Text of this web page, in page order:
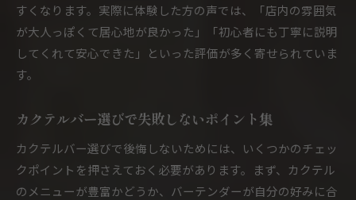
すくなります。実際に体験した方の声では、「店内の雰囲気
が大人っぽくて居心地が良かった」「初心者にも丁寧に説明
してくれて安心できた」といった評価が多く寄せられていま
す。
カクテルバー選びで失敗しないポイント集
カクテルバー選びで後悔しないためには、いくつかのチェッ
クポイントを押さえておく必要があります。まず、カクテル
のメニューが豊富かどうか、バーテンダーが自分の好みに合